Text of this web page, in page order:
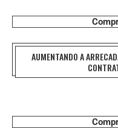
AUMENTANDO A